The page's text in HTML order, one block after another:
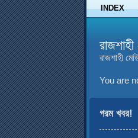
INDEX
রাজশাহী
You are
গরম খবর!